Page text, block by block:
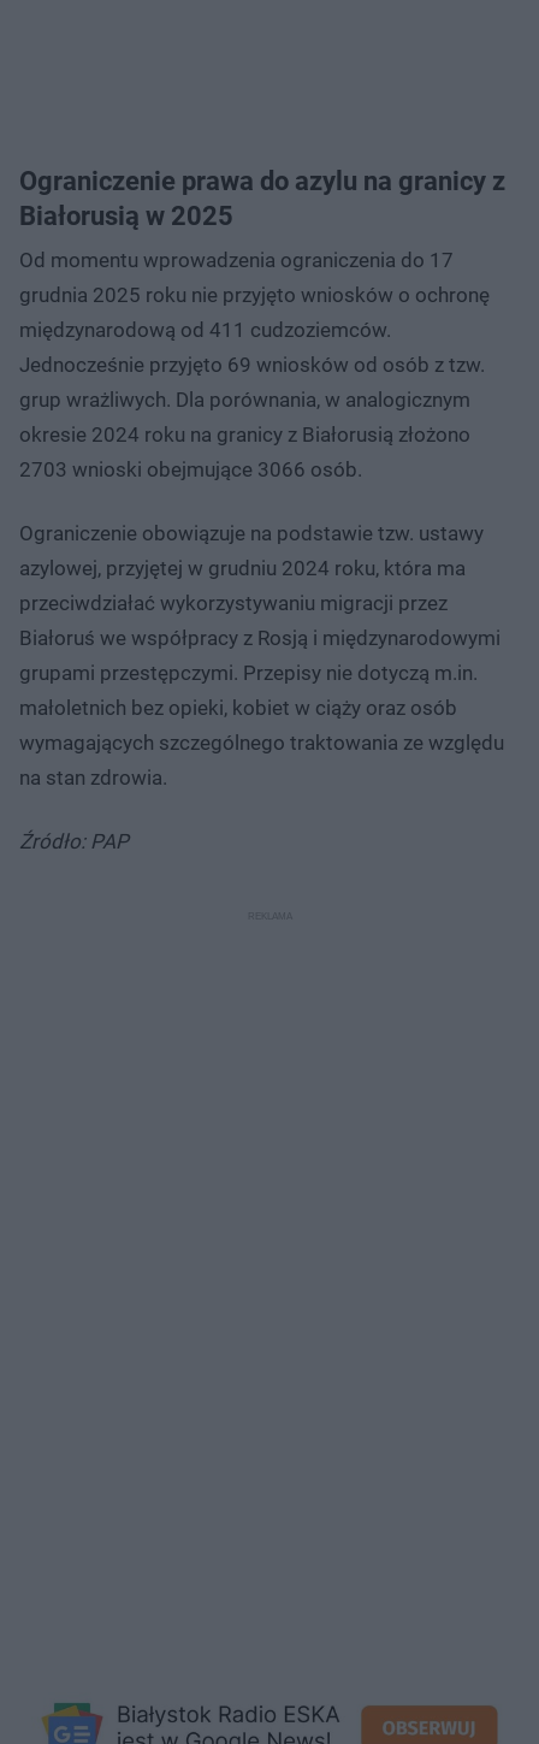
Ograniczenie prawa do azylu na granicy z
Białorusią w 2025
Od momentu wprowadzenia ograniczenia do 17
grudnia 2025 roku nie przyjęto wniosków o ochronę
międzynarodową od 411 cudzoziemców.
Jednocześnie przyjęto 69 wniosków od osób z tzw.
grup wrażliwych. Dla porównania, w analogicznym
okresie 2024 roku na granicy z Białorusią złożono
2703 wnioski obejmujące 3066 osób.
Ograniczenie obowiązuje na podstawie tzw. ustawy
azylowej, przyjętej w grudniu 2024 roku, która ma
przeciwdziałać wykorzystywaniu migracji przez
Białoruś we współpracy z Rosją i międzynarodowymi
grupami przestępczymi. Przepisy nie dotyczą m.in.
małoletnich bez opieki, kobiet w ciąży oraz osób
wymagających szczególnego traktowania ze względu
na stan zdrowia.
Źródło: PAP